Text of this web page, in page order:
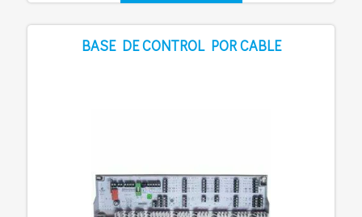
BASE DE CONTROL POR CABLE